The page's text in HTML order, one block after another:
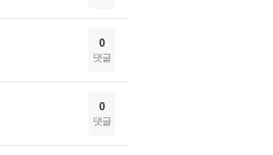
0
댓글
0
댓글